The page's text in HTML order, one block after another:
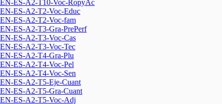
EN-ES-A2-T10-Voc-RopyAc
EN-ES-A2-T2-Voc-Educ
EN-ES-A2-T2-Voc-fam
EN-ES-A2-T3-Gra-PrePerf
EN-ES-A2-T3-Voc-Cas
EN-ES-A2-T3-Voc-Tec
EN-ES-A2-T4-Gra-Plu
EN-ES-A2-T4-Voc-Pel
EN-ES-A2-T4-Voc-Sen
EN-ES-A2-T5-Eje-Cuant
EN-ES-A2-T5-Gra-Cuant
EN-ES-A2-T5-Voc-Adj